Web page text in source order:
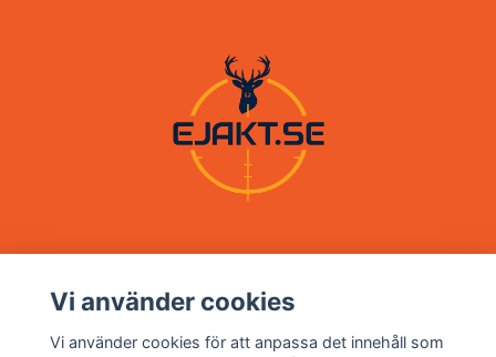
Om oss
Vi använder cookies
Vi använder cookies för att anpassa det innehåll som